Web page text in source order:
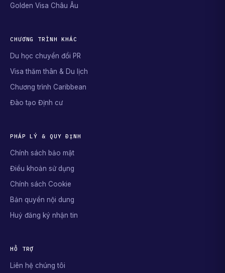
Golden Visa Châu Âu
CHƯƠNG TRÌNH KHÁC
Du học chuyển đổi PR
Visa thăm thân & Du lịch
Chương trình Caribbean
Đào tạo Định cư
PHÁP LÝ & QUY ĐỊNH
Chính sách bảo mật
Điều khoản sử dụng
Chính sách Cookie
Bản quyền nội dung
Huỷ đăng ký nhận tin
HỖ TRỢ
Liên hệ chúng tôi